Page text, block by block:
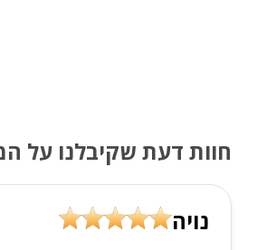
חוות דעת שקיבלנו על
נויה